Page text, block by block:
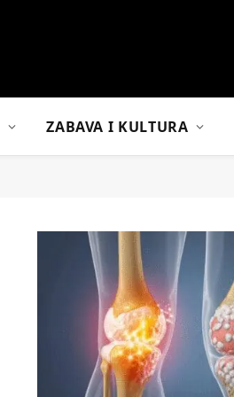
ZABAVA I KULTURA